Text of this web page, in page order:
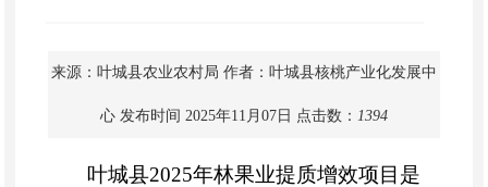
来源：叶城县农业农村局 作者：叶城县核桃产业化发展中
心 发布时间 2025年11月07日 点击数： 1394
叶城县2025年林果业提质增效项目是